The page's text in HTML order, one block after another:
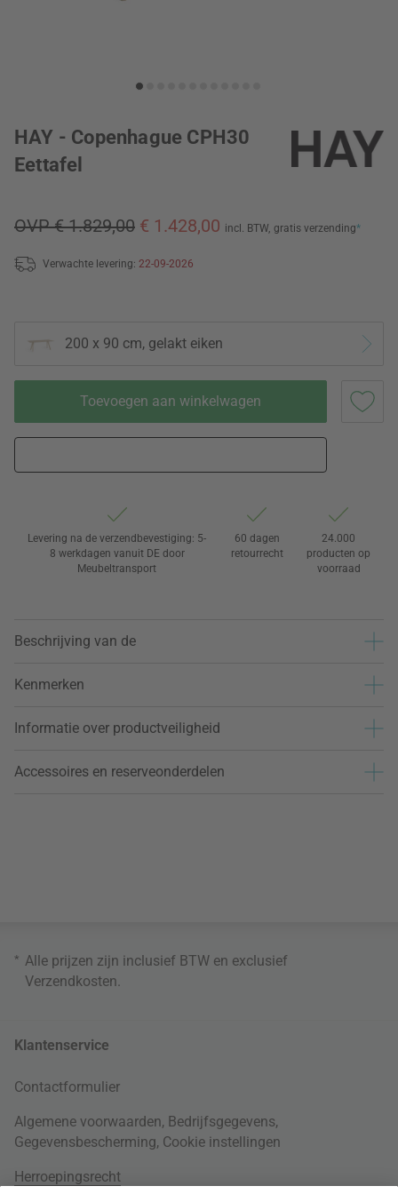
HAY - Copenhague CPH30
Eettafel
OVP € 1.829,00 € 1.428,00 incl. BTW, gratis verzending*
Verwachte levering: 22-09-2026
200 x 90 cm, gelakt eiken
Toevoegen aan winkelwagen
Levering na de verzendbevestiging: 5-
8 werkdagen vanuit DE door
Meubeltransport
60 dagen
retourrecht
24.000
producten op
voorraad
Beschrijving van de
Kenmerken
Informatie over productveiligheid
Accessoires en reserveonderdelen
* Alle prijzen zijn inclusief BTW en exclusief
Verzendkosten
Klantenservice
Contactformulier
Algemene voorwaarden, Bedrijfsgegevens,
Gegevensbescherming, Cookie instellingen
Herroepingsrecht